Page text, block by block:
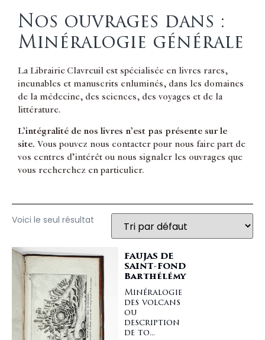
Nos ouvrages dans :
Minéralogie générale
La Librairie Clavreuil est spécialisée en livres rares,
incunables et manuscrits enluminés, dans les domaines
de la médecine, des sciences, des voyages et de la
littérature.
L’intégralité de nos livres n’est pas présente sur le
site. Vous pouvez nous contacter pour nous faire part de
vos centres d’intérêt ou nous signaler les ouvrages que
vous recherchez en particulier.
Voici le seul résultat
FAUJAS DE
SAINT-FOND
Barthélémy
Minéralogie
des volcans
ou
description
de to...